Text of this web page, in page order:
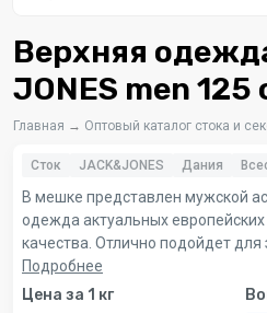
Верхняя
JONES men 125
Главная → Оптовый каталог стока и
Сток JACK&JONES Дания
В мешке представлен мужской
одежда актуальных
качества. Отлично подойдет для
Подробнее
Цена за 1 кг